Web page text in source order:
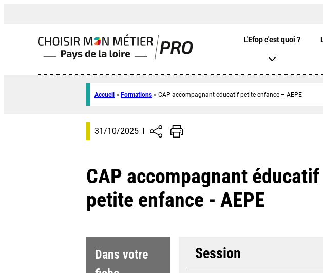
L'Efop c'est quoi ?
Accueil » Formations » CAP accompagnant éducatif petite enfance – AEPE
31/10/2025
CAP accompagnant éducatif
petite enfance - AEPE
Dans votre
Session